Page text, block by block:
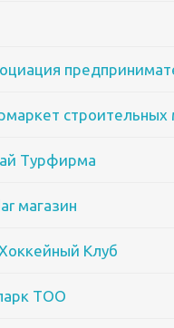
строительных
Турфирма
магазин
Клуб
ТОО